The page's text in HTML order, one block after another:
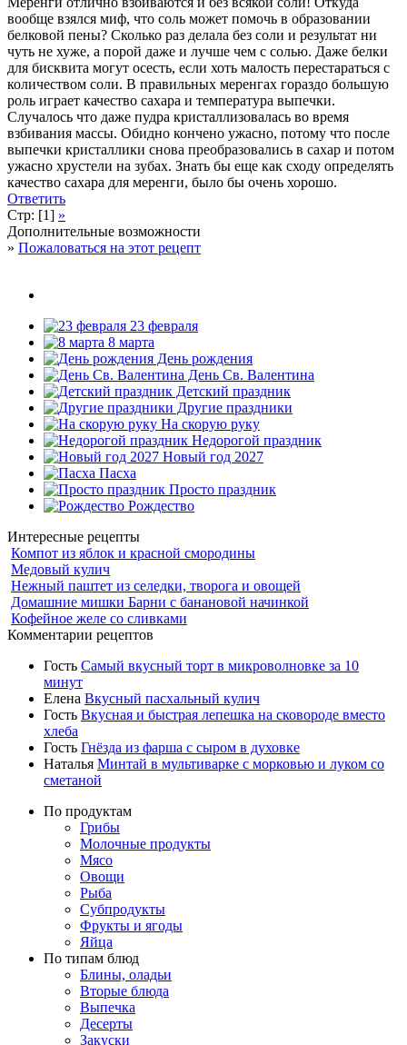
вообще взялся миф, что соль может помочь в образовании
белковой пены? Сколько раз делала без соли и результат ни
чуть не хуже, а порой даже и лучше чем с солью. Даже белки
для бисквита могут осесть, если хоть малость перестараться с
количеством соли. В правильных меренгах гораздо большую
роль играет качество сахара и температура выпечки.
Случалось что даже пудра кристаллизовалась во время
взбивания массы. Обидно кончено ужасно, потому что после
выпечки кристаллики снова преобразовались в сахар и потом
ужасно хрустели на зубах. Знать бы еще как сходу определять
качество сахара для меренги, было бы очень хорошо.
Ответить
Стр: [1] »
Дополнительные возможности
» Пожаловаться на этот рецепт
23 февраля
8 марта
День рождения
День Св. Валентина
Детский праздник
Другие праздники
На скорую руку
Недорогой праздник
Новый год 2027
Пасха
Просто праздник
Рождество
Интересные рецепты
Компот из яблок и красной смородины
Медовый кулич
Нежный паштет из селедки, творога и овощей
Домашние мишки Барни с банановой начинкой
Кофейное желе со сливками
Комментарии рецептов
Гость Самый вкусный торт в микроволновке за 10
минут
Елена Вкусный пасхальный кулич
Гость Вкусная и быстрая лепешка на сковороде вместо
хлеба
Гость Гнёзда из фарша с сыром в духовке
Наталья Минтай в мультиварке с морковью и луком со
сметаной
По продуктам
Грибы
Молочные продукты
Мясо
Овощи
Рыба
Субпродукты
Фрукты и ягоды
Яйца
По типам блюд
Блины, оладьи
Вторые блюда
Выпечка
Десерты
Закуски